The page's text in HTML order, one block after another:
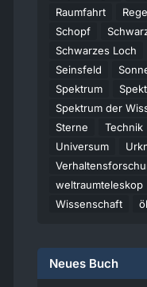
Raumfahrt
Schopf
Schwarzes Loch
Seinsfeld
Spektrum
Spektrum der
Sterne
Technik
Universum
weltraumteleskop
Wissenschaft
Neues Buch